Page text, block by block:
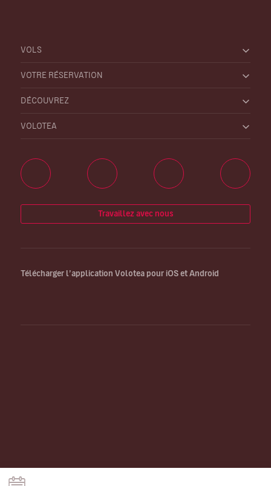
VOLS
VOTRE RÉSERVATION
DÉCOUVREZ
VOLOTEA
Travaillez avec nous
Télécharger l’application Volotea pour iOS et Android